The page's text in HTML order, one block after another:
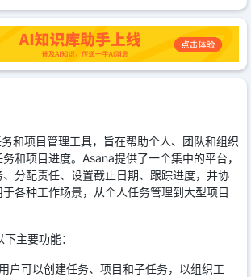
和项目管理工具，旨在帮助个人、团队和组织
和项目进度。Asana提供了一个集中的平台，
分配责任、设置截止日期、跟踪进度，并协
各种工作场景，从个人任务管理到大型项目
主要功能：
用户可以创建任务、项目和子任务，以组织工